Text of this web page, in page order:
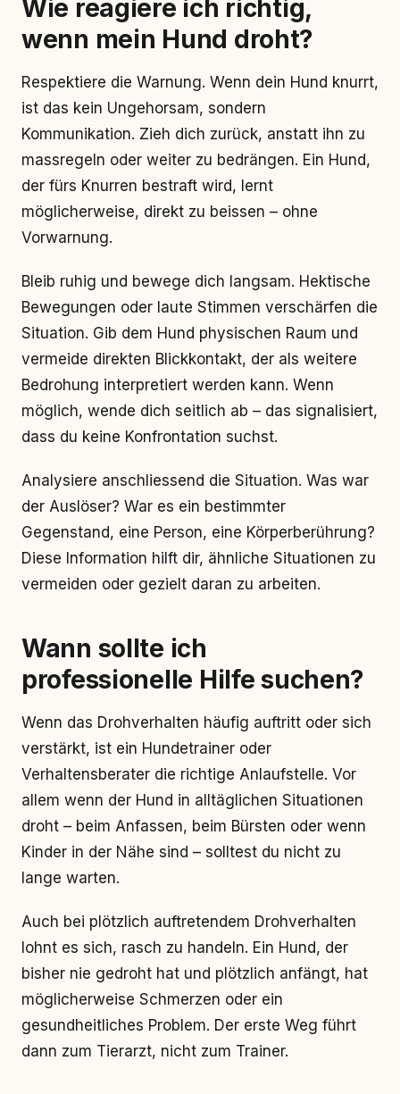
Wie reagiere ich richtig,
wenn mein Hund droht?
Respektiere die Warnung. Wenn dein Hund knurrt,
ist das kein Ungehorsam, sondern
Kommunikation. Zieh dich zurück, anstatt ihn zu
massregeln oder weiter zu bedrängen. Ein Hund,
der fürs Knurren bestraft wird, lernt
möglicherweise, direkt zu beissen – ohne
Vorwarnung.
Bleib ruhig und bewege dich langsam. Hektische
Bewegungen oder laute Stimmen verschärfen die
Situation. Gib dem Hund physischen Raum und
vermeide direkten Blickkontakt, der als weitere
Bedrohung interpretiert werden kann. Wenn
möglich, wende dich seitlich ab – das signalisiert,
dass du keine Konfrontation suchst.
Analysiere anschliessend die Situation. Was war
der Auslöser? War es ein bestimmter
Gegenstand, eine Person, eine Körperberührung?
Diese Information hilft dir, ähnliche Situationen zu
vermeiden oder gezielt daran zu arbeiten.
Wann sollte ich
professionelle Hilfe suchen?
Wenn das Drohverhalten häufig auftritt oder sich
verstärkt, ist ein Hundetrainer oder
Verhaltensberater die richtige Anlaufstelle. Vor
allem wenn der Hund in alltäglichen Situationen
droht – beim Anfassen, beim Bürsten oder wenn
Kinder in der Nähe sind – solltest du nicht zu
lange warten.
Auch bei plötzlich auftretendem Drohverhalten
lohnt es sich, rasch zu handeln. Ein Hund, der
bisher nie gedroht hat und plötzlich anfängt, hat
möglicherweise Schmerzen oder ein
gesundheitliches Problem. Der erste Weg führt
dann zum Tierarzt, nicht zum Trainer.